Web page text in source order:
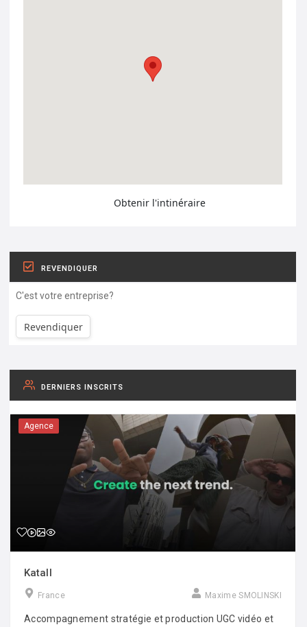
Obtenir l'intinéraire
REVENDIQUER
C'est votre entreprise?
Revendiquer
DERNIERS INSCRITS
Agence
Katall
France Maxime SMOLINSKI
Accompagnement stratégie et production UGC vidéo et